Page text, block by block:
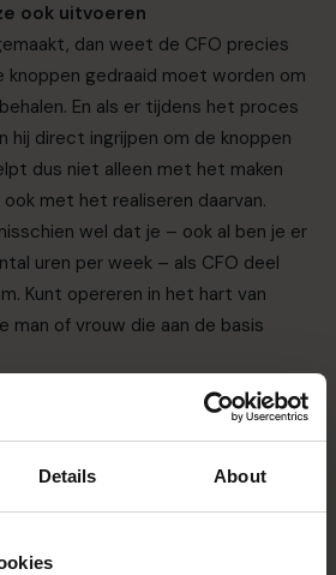
Details About
ook uitvoeren
dan weet de CFO precies
knoppen gedraaid moet worden om
En als er tijdens het proces
hij direct ingrijpen om de knoppen
dus niet alleen met het maken
ook met het realiseren daarvan.
wel dat je – ook al ben je er
uren per week – als CFO deel
Kunt opereren in het hart van
man of vrouw die aan de basis
en de mensen precies op de plek
Omdat je het verschil wilt maken.